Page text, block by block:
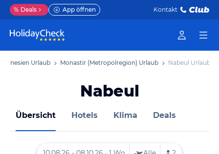
% Deals App öffnen Kontakt
Tunesien Urlaub Monastir (Metropolregion) Urlaub Nabeul Urlaub
Nabeul
Übersicht Hotels Klima Deals